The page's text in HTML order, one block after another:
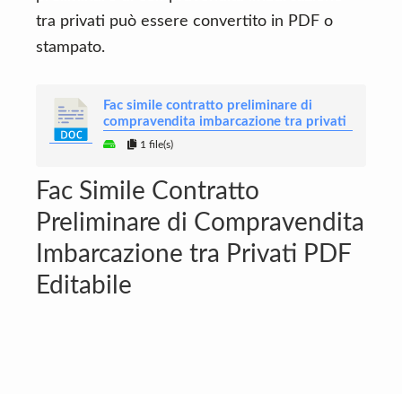
tra privati può essere convertito in PDF o
stampato.
Fac simile contratto preliminare di
compravendita imbarcazione tra privati
1 file(s)
Fac Simile Contratto
Preliminare di Compravendita
Imbarcazione tra Privati PDF
Editabile